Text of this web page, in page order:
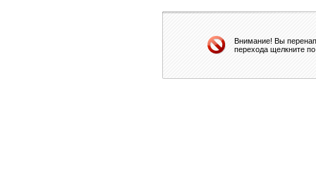
Внимание! Вы
перехода щелкните